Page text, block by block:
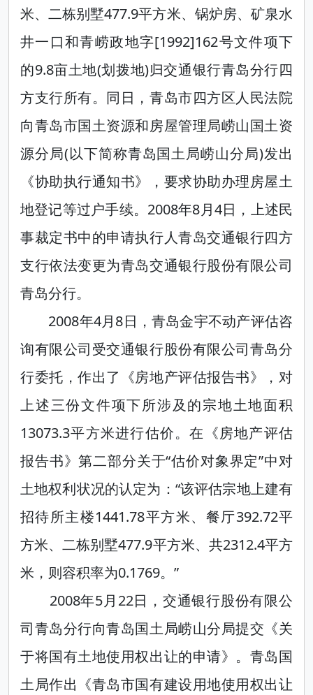
米、二栋别墅477.9平方米、锅炉房、矿泉水
井一口和青崂政地字[1992]162号文件项下
的9.8亩土地(划拨地)归交通银行青岛分行四
方支行所有。同日，青岛市四方区人民法院
向青岛市国土资源和房屋管理局崂山国土资
源分局(以下简称青岛国土局崂山分局)发出
《协助执行通知书》，要求协助办理房屋土
地登记等过户手续。2008年8月4日，上述民
事裁定书中的申请执行人青岛交通银行四方
支行依法变更为青岛交通银行股份有限公司
青岛分行。
2008年4月8日，青岛金宇不动产评估咨
询有限公司受交通银行股份有限公司青岛分
行委托，作出了《房地产评估报告书》，对
上述三份文件项下所涉及的宗地土地面积
13073.3平方米进行估价。在《房地产评估
报告书》第二部分关于“估价对象界定”中对
土地权利状况的认定为：“该评估宗地上建有
招待所主楼1441.78平方米、餐厅392.72平
方米、二栋别墅477.9平方米、共2312.4平方
米，则容积率为0.1769。”
2008年5月22日，交通银行股份有限公
司青岛分行向青岛国土局崂山分局提交《关
于将国有土地使用权出让的申请》。青岛国
土局作出《青岛市国有建设用地使用权出让